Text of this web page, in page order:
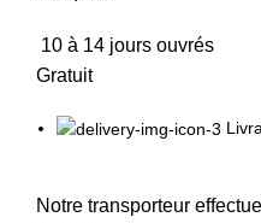
10 à 14 jours ouvrés
Gratuit
Notre transporteur